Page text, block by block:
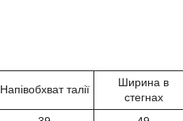
Напівобхват талії
Ширина в
стегнах